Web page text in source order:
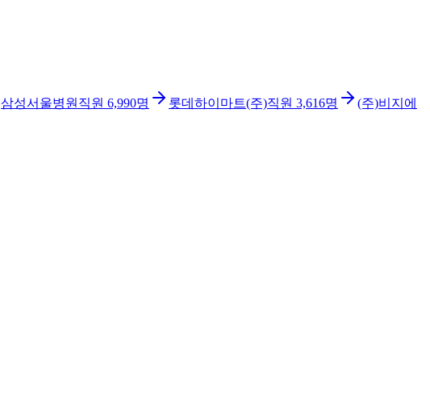
삼성서울병원 직원 6,990명 롯데하이마트(주)직원 3,616명
(주)비지에